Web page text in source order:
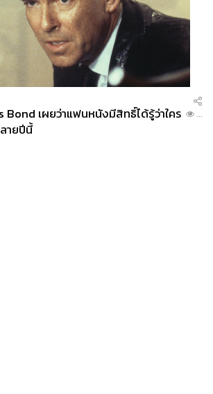
Bond เผยว่าแฟนหนังมีสิทธิ์ได้รู้ว่าใคร
ายปีนี้
...